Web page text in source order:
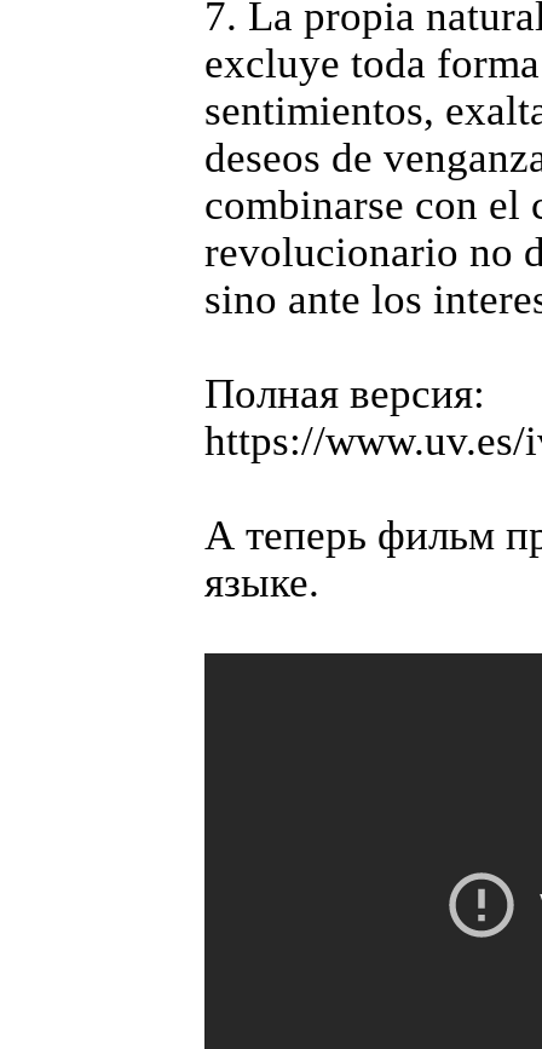
7. La propia
excluye toda
sentimientos,
deseos de
combinarse con
revolucionario no
sino ante los
Полная версия:
https://
А теперь фильм
языке.